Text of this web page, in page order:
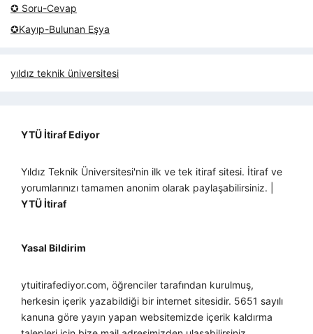
✪ Soru-Cevap
✪Kayıp-Bulunan Eşya
yıldız teknik üniversitesi
YTÜ İtiraf Ediyor
Yıldız Teknik Üniversitesi'nin ilk ve tek itiraf sitesi. İtiraf ve
yorumlarınızı tamamen anonim olarak paylaşabilirsiniz. |
YTÜ İtiraf
Yasal Bildirim
ytuitirafediyor.com, öğrenciler tarafından kurulmuş,
herkesin içerik yazabildiği bir internet sitesidir. 5651 sayılı
kanuna göre yayın yapan websitemizde içerik kaldırma